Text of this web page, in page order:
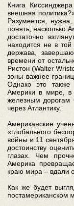
Книга
внешняя
Разумеется,
понять, насколько
достаточно
находится не в
держава,
времени от
Ристон (Walter
зоны важнее
Однако это
Америки в мире, в
железным дорогам
через Атлантику.
Американские
«глобального
войны и 11
достоинству
глазах. Чем
Америка
краю мира – вдали
Как же будет
постамериканском